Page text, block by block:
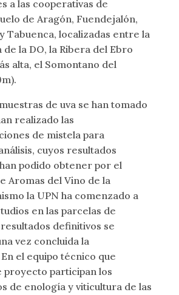
a las cooperativas de
de Aragón, Fuendejalón,
Tabuenca, localizadas entre la
de la DO, la Ribera del Ebro
alta, el Somontano del
de uva se han tomado
realizado las
de mistela para
cuyos resultados
podido obtener por el
Aromas del Vino de la
la UPN ha comenzado a
en las parcelas de
definitivos se
vez concluida la
el equipo técnico que
proyecto participan los
de enología y viticultura de las